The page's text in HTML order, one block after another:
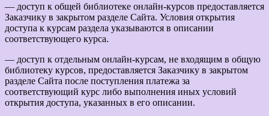
— доступ к общей библиотеке онлайн-курсов предоставляется
Заказчику в закрытом разделе Сайта. Условия открытия
доступа к курсам раздела указываются в описании
соответствующего курса.
— доступ к отдельным онлайн-курсам, не входящим в общую
библиотеку курсов, предоставляется Заказчику в закрытом
разделе Сайта после поступления платежа за
соответствующий курс либо выполнения иных условий
открытия доступа, указанных в его описании.